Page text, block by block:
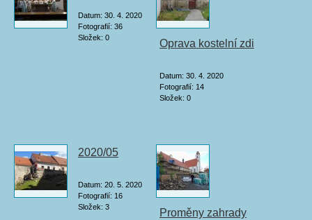
Datum: 30. 4. 2020
Fotografií: 36
Složek: 0
Oprava kostelní zdi
Datum: 30. 4. 2020
Fotografií: 14
Složek: 0
2020/05
Datum: 20. 5. 2020
Fotografií: 16
Složek: 3
Proměny zahrady